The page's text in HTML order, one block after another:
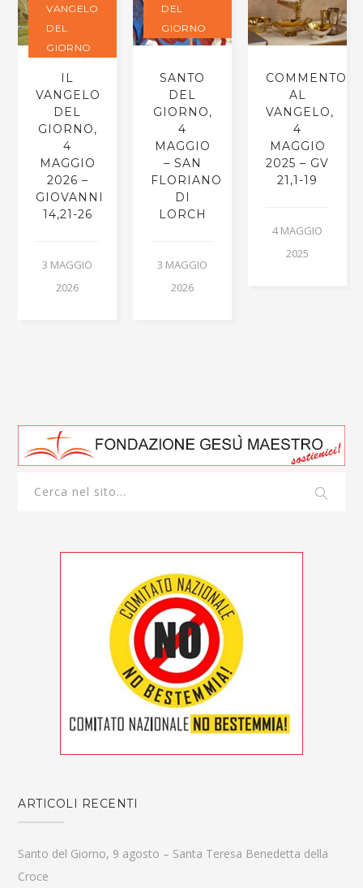
VANGELO
DEL
GIORNO
IL
VANGELO
DEL
GIORNO,
4
MAGGIO
2026 –
GIOVANNI
14,21-26
3 MAGGIO
2026
DEL
GIORNO
SANTO
DEL
GIORNO,
4
MAGGIO
– SAN
FLORIANO
DI
LORCH
3 MAGGIO
2026
COMMENTO
AL
VANGELO,
4
MAGGIO
2025 – GV
21,1-19
4 MAGGIO
2025
ARTICOLI RECENTI
Santo del Giorno, 9 agosto – Santa Teresa Benedetta della
Croce